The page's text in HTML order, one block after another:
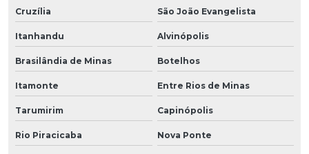
Cruzília São João Evangelista
Itanhandu Alvinópolis
Brasilândia de Minas Botelhos
Itamonte Entre Rios de Minas
Tarumirim Capinópolis
Rio Piracicaba Nova Ponte